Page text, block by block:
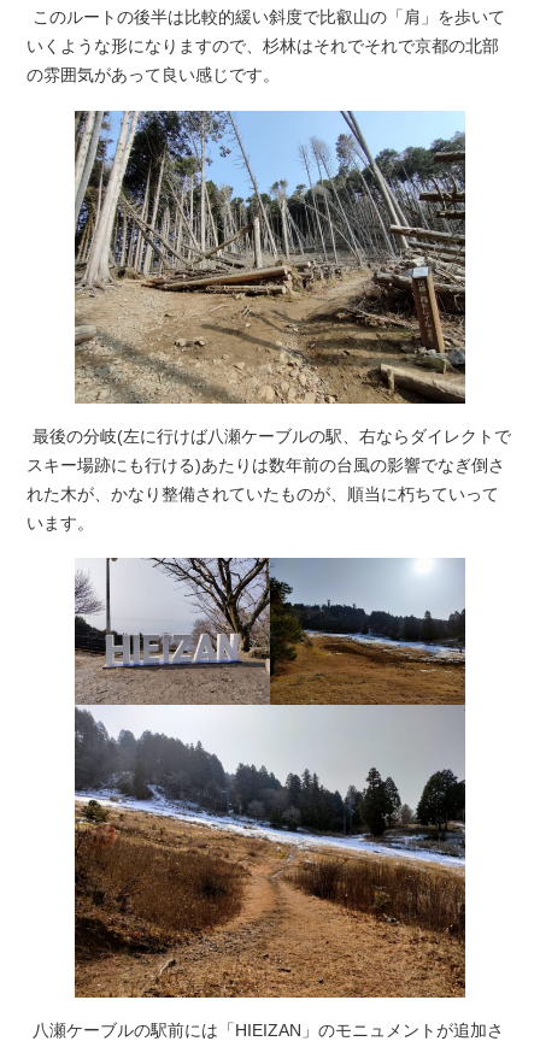
このルートの後半は比較的緩い斜度で比叡山の「肩」を歩いて
いくような形になりますので、杉林はそれでそれで京都の北部
の雰囲気があって良い感じです。
最後の分岐(左に行けば八瀬ケーブルの駅、右ならダイレクトで
スキー場跡にも行ける)あたりは数年前の台風の影響でなぎ倒さ
れた木が、かなり整備されていたものが、順当に朽ちていって
います。
八瀬ケーブルの駅前には「HIEIZAN」のモニュメントが追加さ